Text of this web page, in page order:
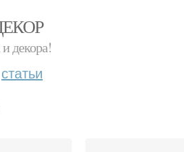
декора!
статьи